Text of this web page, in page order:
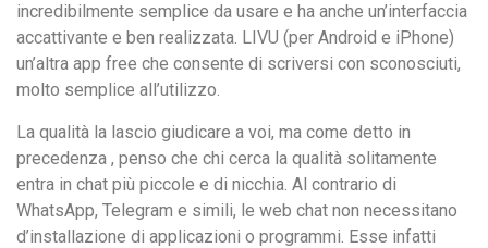
incredibilmente semplice da usare e ha anche un’interfaccia
accattivante e ben realizzata. LIVU (per Android e iPhone)
un’altra app free che consente di scriversi con sconosciuti,
molto semplice all’utilizzo.
La qualità la lascio giudicare a voi, ma come detto in
precedenza , penso che chi cerca la qualità solitamente
entra in chat più piccole e di nicchia. Al contrario di
WhatsApp, Telegram e simili, le web chat non necessitano
d’installazione di applicazioni o programmi. Esse infatti